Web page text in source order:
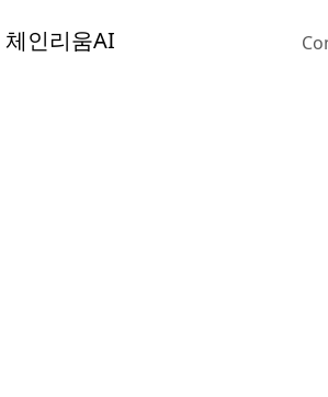
체인리움AI